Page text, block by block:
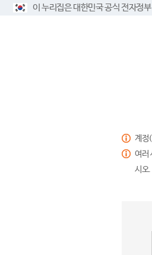
이 누리집은 대한민국 공식 전자정
계정
여러
시오.